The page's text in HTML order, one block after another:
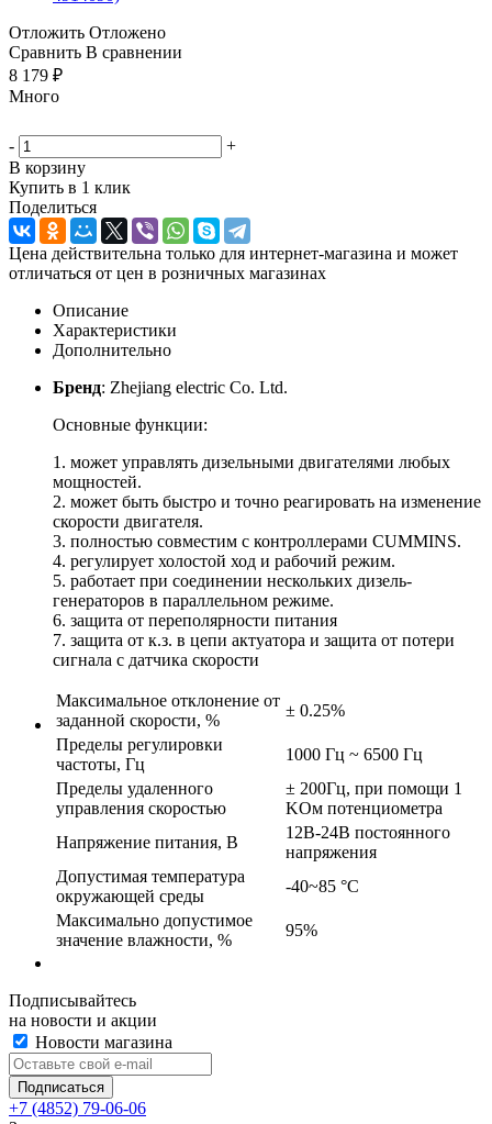
Отложить Отложено
Сравнить В сравнении
8 179 ₽
Много
-
+
В корзину
Купить в 1 клик
Поделиться
Цена действительна только для интернет-магазина и может
отличаться от цен в розничных магазинах
Описание
Характеристики
Дополнительно
Бренд: Zhejiang electric Co. Ltd.
Основные функции:
1. может управлять дизельными двигателями любых
мощностей.
2. может быть быстро и точно реагировать на изменение
скорости двигателя.
3. полностью совместим с контроллерами CUMMINS.
4. регулирует холостой ход и рабочий режим.
5. работает при соединении нескольких дизель-
генераторов в параллельном режиме.
6. защита от переполярности питания
7. защита от к.з. в цепи актуатора и защита от потери
сигнала с датчика скорости
Максимальное отклонение от
заданной скорости, %
± 0.25%
Пределы регулировки
частоты, Гц
1000 Гц ~ 6500 Гц
Пределы удаленного
управления скоростью
± 200Гц, при помощи 1
KОм потенциометра
Напряжение питания, В
12В-24В постоянного
напряжения
Допустимая температура
окружающей среды
-40~85 °C
Максимально допустимое
значение влажности, %
95%
Подписывайтесь
на новости и акции
Новости магазина
+7 (4852) 79-06-06